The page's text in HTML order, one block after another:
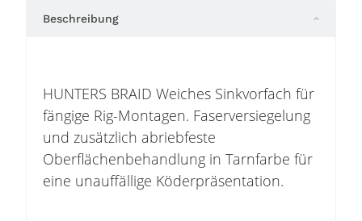
Beschreibung
HUNTERS BRAID Weiches Sinkvorfach für
fängige Rig-Montagen. Faserversiegelung
und zusätzlich abriebfeste
Oberflächenbehandlung in Tarnfarbe für
eine unauffällige Köderpräsentation.